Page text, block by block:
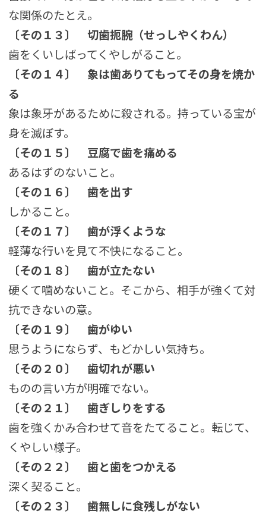
な関係のたとえ。
〔その１３〕
切歯扼腕（せっしやくわん）
歯をくいしばってくやしがること。
〔その１４〕
象は歯ありてもってその身を焼か
る
象は象牙があるために殺される。持っている宝が
身を滅ぼす。
〔その１５〕
豆腐で歯を痛める
あるはずのないこと。
〔その１６〕
歯を出す
しかること。
〔その１７〕
歯が浮くような
軽薄な行いを見て不快になること。
〔その１８〕
歯が立たない
硬くて噛めないこと。そこから、相手が強くて対
抗できないの意。
〔その１９〕
歯がゆい
思うようにならず、もどかしい気持ち。
〔その２０〕
歯切れが悪い
ものの言い方が明確でない。
〔その２１〕
歯ぎしりをする
歯を強くかみ合わせて音をたてること。転じて、
くやしい様子。
〔その２２〕
歯と歯をつかえる
深く契ること。
〔その２３〕
歯無しに食残しがない